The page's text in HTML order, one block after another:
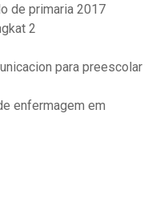
de primaria 2017
2
para preescolar
enfermagem em